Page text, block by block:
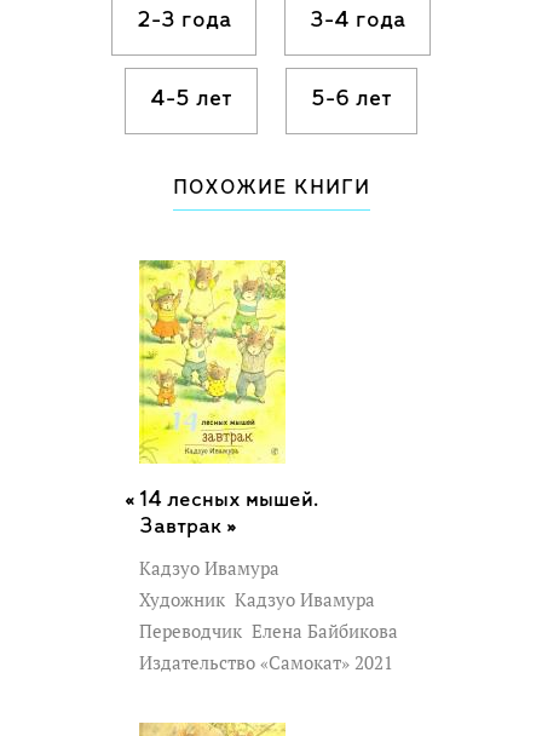
японской философией и любованием
жизнью в каждом ее моменте.
2-3 года 3-4 года
4-5 лет 5-6 лет
ПОХОЖИЕ КНИГИ
14 лесных мышей.
Завтрак »
Кадзуо Ивамура
Художник Кадзуо Ивамура
Переводчик Елена Байбикова
Издательство «Самокат» 2021